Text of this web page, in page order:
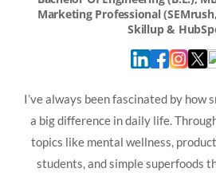
I’ve always been fascinated by how
a big difference in daily life.
topics like mental wellness,
students, and simple superfoods